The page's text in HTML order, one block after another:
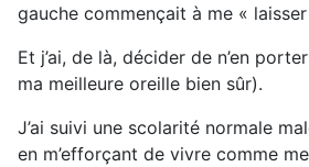
gauche commençait à me «
Et j’ai, de là, décider de n’en
ma meilleure oreille bien sûr).
J’ai suivi une scolarité normale
en m’efforçant de vivre comme